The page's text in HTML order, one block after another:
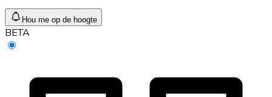
Hou me op de hoogte
BETA